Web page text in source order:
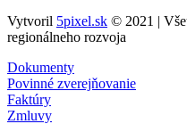
Vytvoril 5pixel.sk © 2021 |
regionálneho rozvoja
Dokumenty
Povinné zverejňovanie
Faktúry
Zmluvy